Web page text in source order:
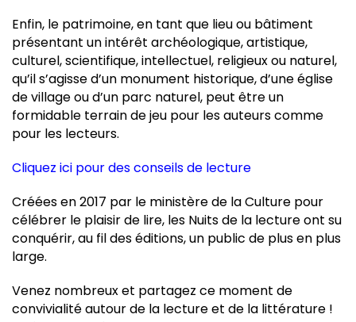
Enfin, le patrimoine, en tant que lieu ou bâtiment
présentant un intérêt archéologique, artistique,
culturel, scientifique, intellectuel, religieux ou naturel,
qu’il s’agisse d’un monument historique, d’une église
de village ou d’un parc naturel, peut être un
formidable terrain de jeu pour les auteurs comme
pour les lecteurs.
Cliquez ici pour des conseils de lecture
Créées en 2017 par le ministère de la Culture pour
célébrer le plaisir de lire, les Nuits de la lecture ont su
conquérir, au fil des éditions, un public de plus en plus
large.
Venez nombreux et partagez ce moment de
convivialité autour de la lecture et de la littérature !